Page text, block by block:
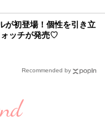
が初登場！個性を引き立
ッチが発売♡
Recommended by